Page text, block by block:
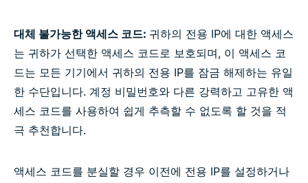
대체 불가능한 액세스 코드: 귀하의 전용 IP에 대한 액세스
는 귀하가 선택한 액세스 코드로 보호되며, 이 액세스 코
드는 모든 기기에서 귀하의 전용 IP를 잠금 해제하는 유일
한 수단입니다. 계정 비밀번호와 다른 강력하고 고유한 액
세스 코드를 사용하여 쉽게 추측할 수 없도록 할 것을 적
극 추천합니다.
액세스 코드를 분실할 경우 이전에 전용 IP를 설정하거나